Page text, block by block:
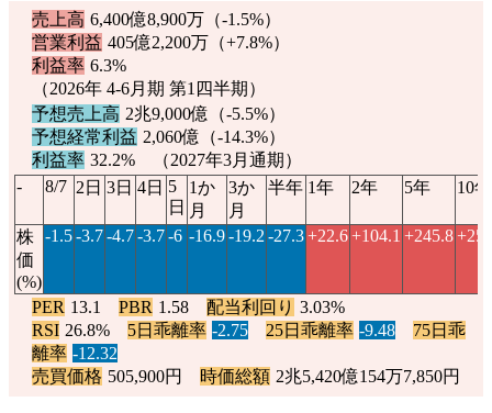
売上高 6,400億8,900万（-1.5%）
営業利益 405億2,200万（+7.8%）
利益率 6.3%
（2026年 4-6月期 第1四半期）
予想売上高 2兆9,000億（-5.5%）
予想経常利益 2,060億（-14.3%）
利益率 32.2% （2027年3月通期）
-
8/7 2日 3日 4日 5
日
1か
月
3か
月
半年 1年 2年 5年 10年
株
価
(%)
-1.5-3.7-4.7-3.7-6 -16.9-19.2 -27.3+22.6+104.1 +245.8
PER 13.1 PBR 1.58 配当利回り 3.03%
RSI 26.8% 5日乖離率 -2.75 25日乖離率 -9.48
75日乖
離率 -12.32
売買価格 505,900円 時価総額 2兆5,420億154万7,850円